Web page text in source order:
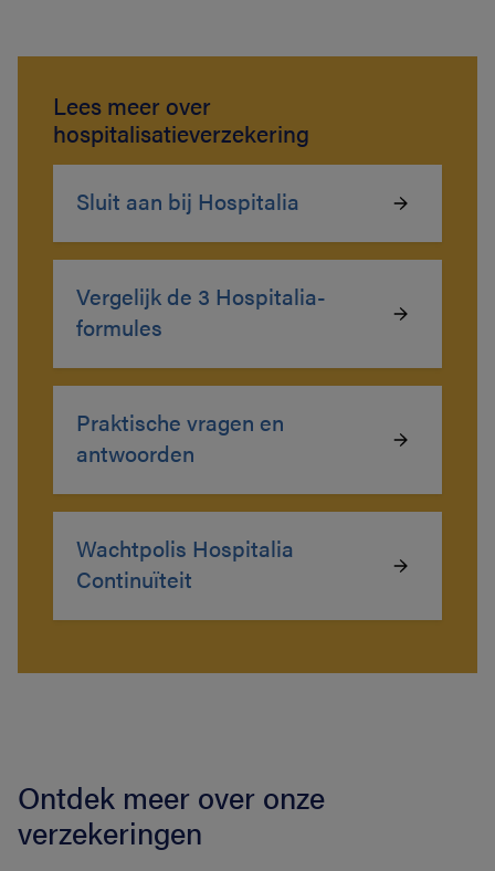
Lees meer over
hospitalisatieverzekering
Sluit aan bij Hospitalia
Vergelijk de 3 Hospitalia-
formules
Praktische vragen en
antwoorden
Wachtpolis Hospitalia
Continuïteit
Ontdek meer over onze
verzekeringen